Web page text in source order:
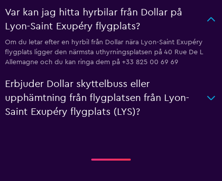
Var kan jag hitta hyrbilar från Dollar på
Lyon-Saint Exupéry flygplats?
Om du letar efter en hyrbil från Dollar nära Lyon-Saint Exupéry
flygplats ligger den närmsta uthyrningsplatsen på 40 Rue De L
Allemagne och du kan ringa dem på +33 825 00 69 69
Erbjuder Dollar skyttelbuss eller
upphämtning från flygplatsen från Lyon-
Saint Exupéry flygplats (LYS)?